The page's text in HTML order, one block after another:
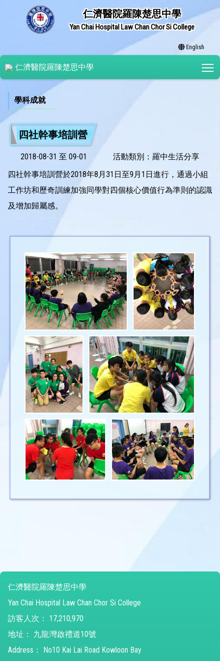
仁濟醫院羅陳楚思中學
Yan Chai Hospital Law Chan Chor Si College
English
仁濟醫院羅陳楚思中學
學科成就
四社幹事培訓營
2018-08-31 至 09-01
活動類別：羅中生活分享
四社幹事培訓營於2018年8月31日至9月1日進行，通過小組
工作坊和歷奇訓練加強同學對四個核心價值行為準則的認識
及增加歸屬感。
仁濟醫院羅陳楚思中學
Yan Chai Hospital Law Chan Chor Si College
訪客人次：
17,210,970
地址：
九龍灣啟禮道10號
Address：
No10 Kai Lai Road Kowloon Bay